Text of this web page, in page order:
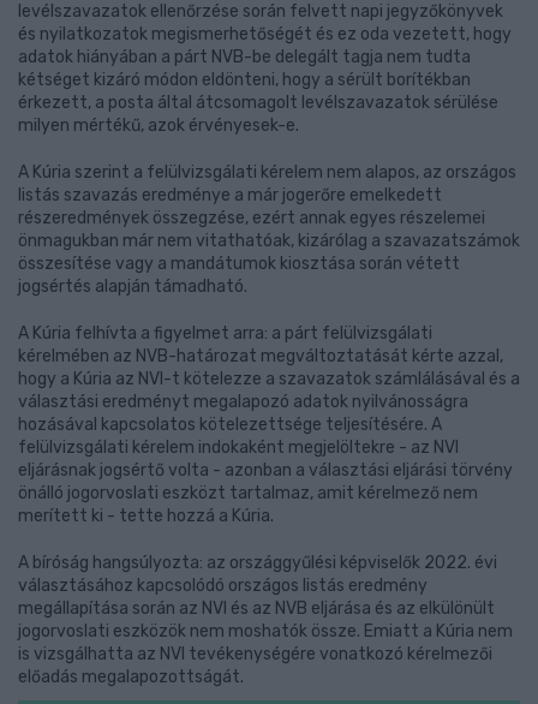
levélszavazatok ellenőrzése során felvett napi jegyzőkönyvek
és nyilatkozatok megismerhetőségét és ez oda vezetett, hogy
adatok hiányában a párt NVB-be delegált tagja nem tudta
kétséget kizáró módon eldönteni, hogy a sérült borítékban
érkezett, a posta által átcsomagolt levélszavazatok sérülése
milyen mértékű, azok érvényesek-e.
A Kúria szerint a felülvizsgálati kérelem nem alapos, az országos
listás szavazás eredménye a már jogerőre emelkedett
részeredmények összegzése, ezért annak egyes részelemei
önmagukban már nem vitathatóak, kizárólag a szavazatszámok
összesítése vagy a mandátumok kiosztása során vétett
jogsértés alapján támadható.
A Kúria felhívta a figyelmet arra: a párt felülvizsgálati
kérelmében az NVB-határozat megváltoztatását kérte azzal,
hogy a Kúria az NVI-t kötelezze a szavazatok számlálásával és a
választási eredményt megalapozó adatok nyilvánosságra
hozásával kapcsolatos kötelezettsége teljesítésére. A
felülvizsgálati kérelem indokaként megjelöltekre - az NVI
eljárásnak jogsértő volta - azonban a választási eljárási törvény
önálló jogorvoslati eszközt tartalmaz, amit kérelmező nem
merített ki - tette hozzá a Kúria.
A bíróság hangsúlyozta: az országgyűlési képviselők 2022. évi
választásához kapcsolódó országos listás eredmény
megállapítása során az NVI és az NVB eljárása és az elkülönült
jogorvoslati eszközök nem moshatók össze. Emiatt a Kúria nem
is vizsgálhatta az NVI tevékenységére vonatkozó kérelmezői
előadás megalapozottságát.